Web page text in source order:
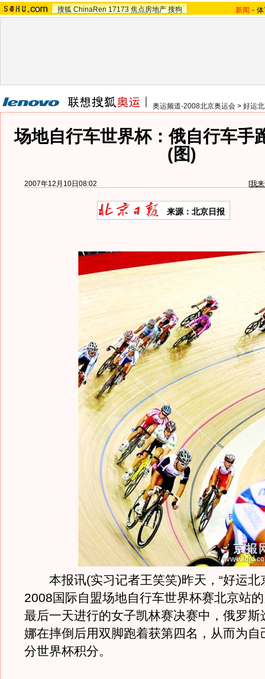
搜狐 ChinaRen 17173 焦点房地产 搜狗 新闻 -
奥运频道-2008北京奥运会 > 好运
场地自行车世界杯：俄自行车手
(图)
2007年12月10日08:02 [我
来源：北京日报
本报讯(实习记者王笑笑)昨天，“好运北
2008国际自盟场地自行车世界杯赛北京站
最后一天进行的女子凯林赛决赛中，俄罗斯
娜在摔倒后用双脚跑着获第四名，从而为自
分世界杯积分。